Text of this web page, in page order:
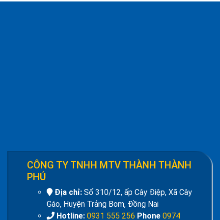
CÔNG TY TNHH MTV THÀNH THÀNH
PHÚ
Địa chỉ: Số 310/12, ấp Cây Điệp, Xã Cây
Gáo, Huyện Trảng Bom, Đồng Nai
Hotline: 0931 555 256 Phone 0974